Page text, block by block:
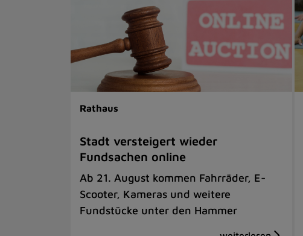
Rathaus
Stadt versteigert wieder
Fundsachen online
Ab 21. August kommen Fahrräder, E-
Scooter, Kameras und weitere
Fundstücke unter den Hammer